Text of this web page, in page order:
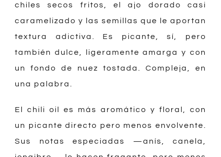
chiles secos fritos, el ajo dorado casi
caramelizado y las semillas que le aportan
textura adictiva. Es picante, sí, pero
también dulce, ligeramente amarga y con
un fondo de nuez tostada. Compleja, en
una palabra.
El chili oil es más aromático y floral, con
un picante directo pero menos envolvente.
Sus notas especiadas —anís, canela,